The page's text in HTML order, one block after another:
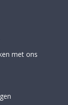
met ons